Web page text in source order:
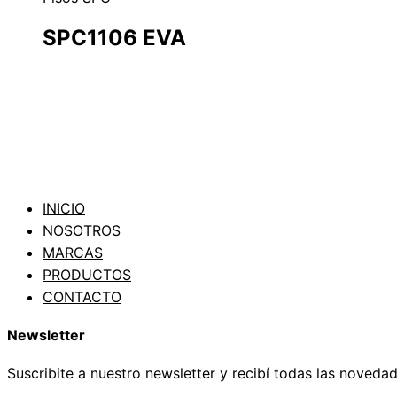
SPC1106 EVA
INICIO
NOSOTROS
MARCAS
PRODUCTOS
CONTACTO
Newsletter
Suscribite a nuestro newsletter y recibí todas las